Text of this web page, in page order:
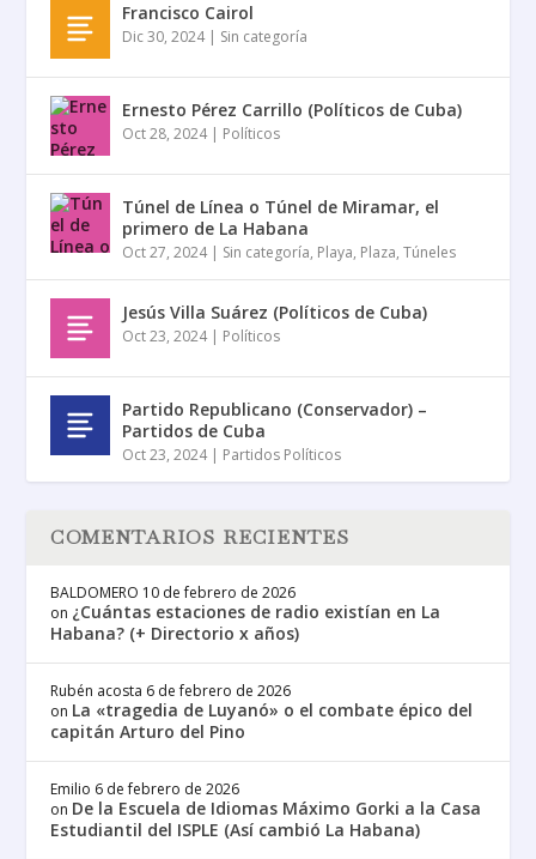
Francisco Cairol
Dic 30, 2024| Sin categoría
Ernesto Pérez Carrillo (Políticos de Cuba)
Oct 28, 2024| Políticos
Túnel de Línea o Túnel de Miramar, el
primero de La Habana
Oct 27, 2024| Sin categoría, Playa, Plaza,Túneles
Jesús Villa Suárez (Políticos de Cuba)
Oct 23, 2024| Políticos
Partido Republicano (Conservador) –
Partidos de Cuba
Oct 23, 2024| Partidos Políticos
COMENTARIOS RECIENTES
BALDOMERO 10 de febrero de 2026
on ¿Cuántas estaciones de radio existían en La
Habana? (+ Directorio x años)
Rubén acosta 6 de febrero de 2026
on La «tragedia de Luyanó» o el combate épico del
capitán Arturo del Pino
Emilio 6 de febrero de 2026
on De la Escuela de Idiomas Máximo Gorki a la Casa
Estudiantil del ISPLE (Así cambió La Habana)